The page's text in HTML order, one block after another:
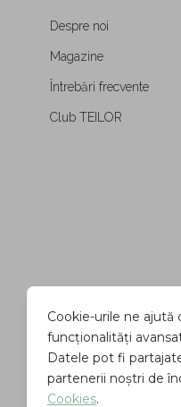
Despre noi
Magazine
Întrebări frecvente
Club TEILOR